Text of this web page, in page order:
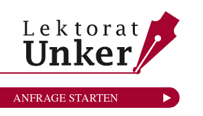
ANFRAGE STARTEN